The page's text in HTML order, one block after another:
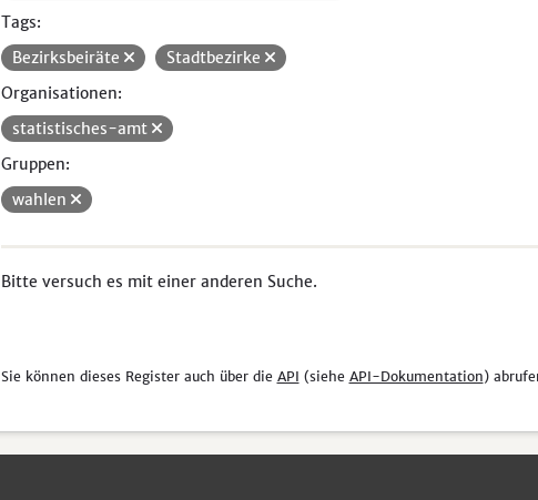
Tags:
Bezirksbeiräte
Stadtbezirke
Organisationen:
statistisches-amt
Gruppen:
wahlen
Bitte versuch es mit einer anderen Suche.
Sie können dieses Register auch über die API (siehe API-Dokumentation)